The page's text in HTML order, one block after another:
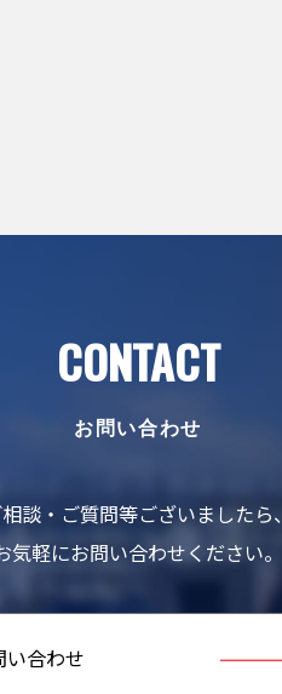
CONTACT
お問い合わせ
談・ご質問等ございましたら、
気軽にお問い合わせください。
い合わせ